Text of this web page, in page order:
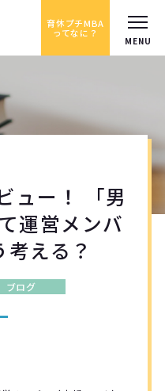
育休プチMBA
ってなに？
ュー！ 「男
運営メンバ
える？
ブログ